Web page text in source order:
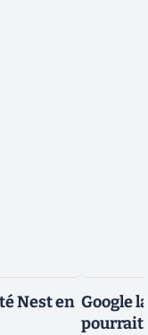
Nest en Google
pourrait